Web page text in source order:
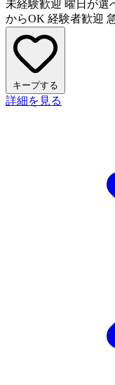
未経験歓迎 曜日が選
からOK 経験者歓迎
キープする
詳細を見る